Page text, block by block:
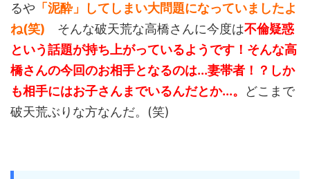
るや 「泥酔」してしまい大問題になっていましたよ
ね(笑) そんな破天荒な高橋さんに今度は不倫疑惑
という話題が持ち上がっているようです！ そんな高
橋さんの今回のお相手となるのは...妻帯者！？しか
も相手にはお子さんまでいるんだとか...。
どこまで
破天荒ぶりな方なんだ。(笑)